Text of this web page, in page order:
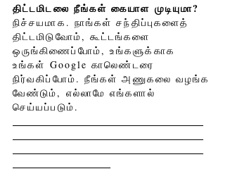
திட்டமிடலை நீங்கள் கையாள முடியுமா?
நிச்சயமாக. நாங்கள் சந்திப்புகளைத்
திட்டமிடுவோம், கூட்டங்களை
ஒருங்கிணைப்போம், உங்களுக்காக
உங்கள் Google காலெண்டரை
நிர்வகிப்போம். நீங்கள் அணுகலை வழங்க
வேண்டும், எல்லாமே எங்களால்
செய்யப்படும்.